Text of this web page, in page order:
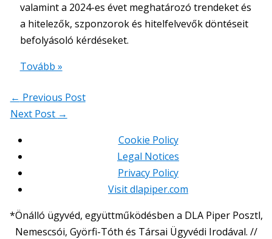
valamint a 2024-es évet meghatározó trendeket és
a hitelezők, szponzorok és hitelfelvevők döntéseit
befolyásoló kérdéseket.
Tovább »
← Previous Post
Next Post →
Cookie Policy
Legal Notices
Privacy Policy
Visit dlapiper.com
*Önálló ügyvéd, együttműködésben a DLA Piper Posztl,
Nemescsói, Györfi-Tóth és Társai Ügyvédi Irodával. //